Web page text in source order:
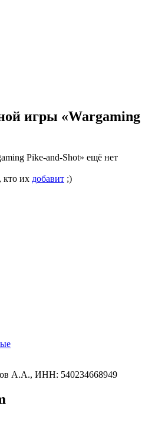
игры «Wargaming
Pike-and-Shot» ещё нет
кто их добавит ;)
А.А., ИНН: 540234668949